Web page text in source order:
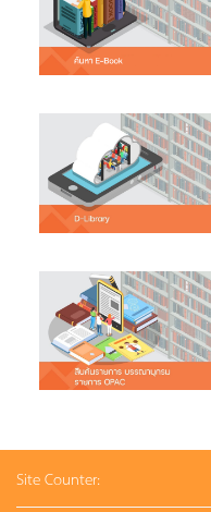
Site Counter: